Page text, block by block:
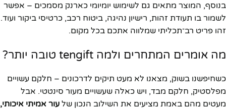
בנוסף, המוצר מתאים גם לשימוש יומיומי כארנק מסמכים – אפשר
לשמור בו תעודת זהות, רישיון נהיגה, ביטוח רכב, כרטיסי ביקור ועוד.
זהו פריט רב־תכליתי שמלווה אתכם בכל מקום.
מה אומרים המתחרים ולמה tengift טובה יותר?
כשחיפשנו בשוק, מצאנו לא מעט תיקים לדרכונים – חלקם עשויים
מפלסטיק, חלקם מבד, ויש כאלה שעשויים מעור סינטטי. אבל
מעטים מהם באמת מציעים את השילוב הנכון של עור אמיתי איכותי,